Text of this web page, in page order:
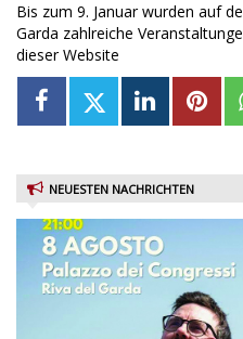
Bis zum 9. Januar wurden auf
Garda zahlreiche
dieser Website
NEUESTEN NACHRICHTEN